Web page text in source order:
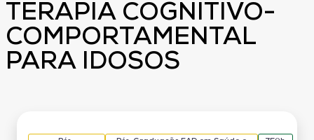
TERAPIA COGNITIVO-
COMPORTAMENTAL
PARA IDOSOS